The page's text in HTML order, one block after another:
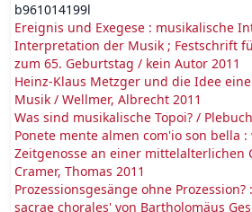
b961014199l
Ereignis und Exegese : musikalische
Interpretation der Musik ; Festschrift
zum 65. Geburtstag / kein Autor 2011
Heinz-Klaus Metzger und die Idee
Musik / Wellmer, Albrecht 2011
Was sind musikalische Topoi? /
Ponete mente almen com'io son bella
Zeitgenosse an einer mittelalterlichen
Cramer, Thomas 2011
Prozessionsgesänge ohne
sacrae chorales' von Bartholomäus